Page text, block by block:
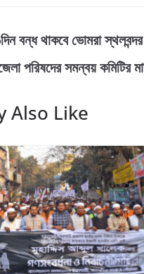
l e
বন্ধ থাকবে ভোমরা স্থলবন্দর
পরিষদের সমন্বয় কমিটির
Also Like